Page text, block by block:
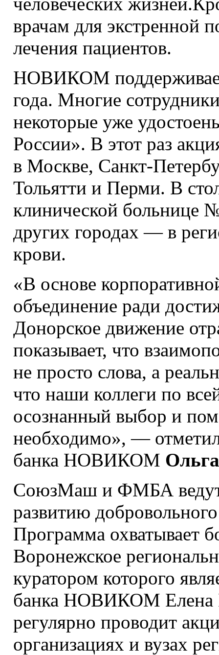
врачам для экстренной
лечения пациентов.
НОВИКОМ
года. Многие
некоторые уже
России». В этот раз
в Москве, Санкт-
Тольятти и Перми. В
клинической
других городах — в
крови.
«В основе
объединение ради
Донорское движение
показывает, что
не просто слова, а
что наши коллеги по
осознанный выбор и
необходимо», —
банка НОВИКОМ
СоюзМаш и ФМБА ведут
развитию
Программа охватывает
Воронежское
куратором которого
банка НОВИКОМ Елена
регулярно проводит
организациях и вузах